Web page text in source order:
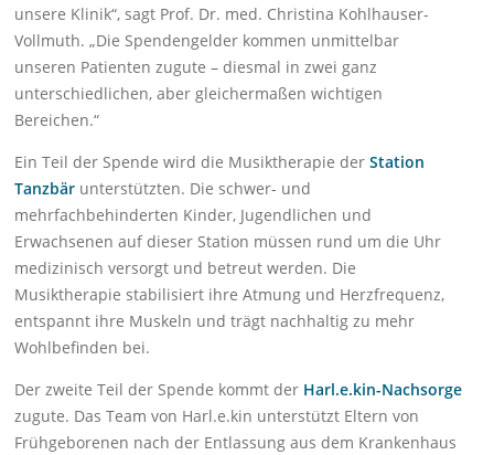
unsere Klinik“, sagt Prof. Dr. med. Christina Kohlhauser-
Vollmuth. „Die Spendengelder kommen unmittelbar
unseren Patienten zugute – diesmal in zwei ganz
unterschiedlichen, aber gleichermaßen wichtigen
Bereichen.“
Ein Teil der Spende wird die Musiktherapie derStation
Tanzbär unterstützten. Die schwer- und
mehrfachbehinderten Kinder, Jugendlichen und
Erwachsenen auf dieser Station müssen rund um die Uhr
medizinisch versorgt und betreut werden. Die
Musiktherapie stabilisiert ihre Atmung und Herzfrequenz,
entspannt ihre Muskeln und trägt nachhaltig zu mehr
Wohlbefinden bei.
Der zweite Teil der Spende kommt der Harl.e.kin-Nachsorge
zugute. Das Team von Harl.e.kin unterstützt Eltern von
Frühgeborenen nach der Entlassung aus dem Krankenhaus